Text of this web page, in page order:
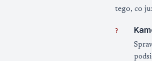
tego, co
?